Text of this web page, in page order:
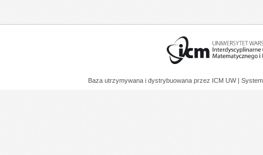
Baza utrzymywana i dystrybuowana przez ICM UW |